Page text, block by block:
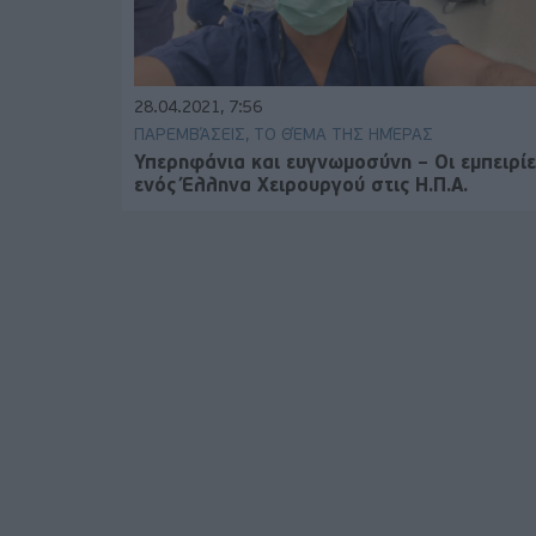
28.04.2021, 7:56
ΠΑΡΕΜΒΆΣΕΙΣ, ΤΟ ΘΈΜΑ ΤΗΣ ΗΜΈΡΑΣ
Υπερηφάνια και ευγνωμοσύνη – Οι
ενός Έλληνα Χειρουργού στις Η.Π.Α.